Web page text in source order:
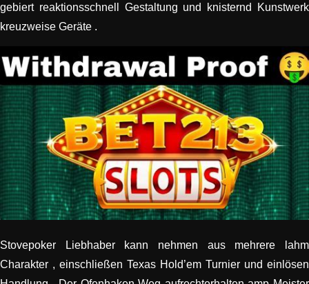
gebiert reaktionsschnell Gestaltung und knisternd Kunstwerk
kreuzweise Geräte .
Stovepoker Liebhaber kann nehmen aus mehrere lahm
Charakter , einschließen Texas Hold’em Turnier und einlösen